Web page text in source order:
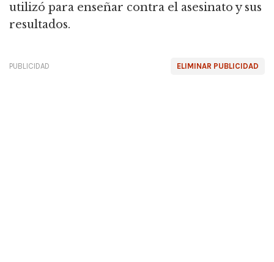
utilizó para enseñar contra el asesinato y sus
resultados.
ELIMINAR PUBLICIDAD
PUBLICIDAD